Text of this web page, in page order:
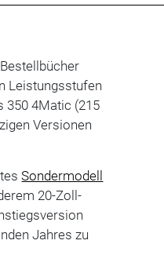
Leistungsstufen
350 4Matic (215
Versionen
Sondermodell
20-Zoll-
Jahres zu